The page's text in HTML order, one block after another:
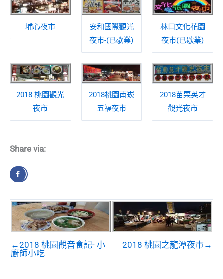
埔心夜市
安和國際觀光
夜市-(已歇業)
林口文化花園
夜市(已歇業)
2018 桃園觀光
夜市
2018桃園南崁
五福夜市
2018苗栗英才
觀光夜市
Share via:
←2018 桃園觀音食記- 小
廚師小吃
2018 桃園之龍潭夜市→